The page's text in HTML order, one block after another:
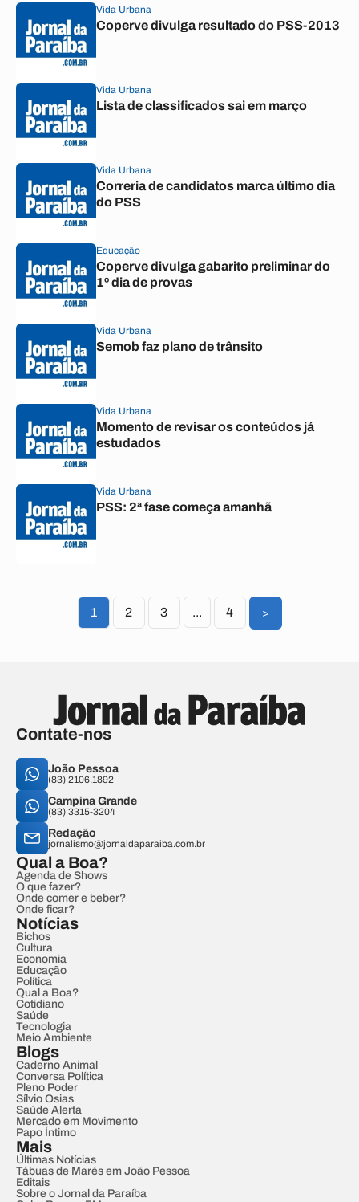
Vida Urbana
Coperve divulga resultado do PSS-2013
Vida Urbana
Lista de classificados sai em março
Vida Urbana
Correria de candidatos marca último dia
do PSS
Educação
Coperve divulga gabarito preliminar do
1º dia de provas
Vida Urbana
Semob faz plano de trânsito
Vida Urbana
Momento de revisar os conteúdos já
estudados
Vida Urbana
PSS: 2ª fase começa amanhã
1 2 3 ... 4 >
Contate-nos
João Pessoa
(83) 2106.1892
Campina Grande
(83) 3315-3204
Redação
jornalismo@jornaldaparaiba.com.br
Qual a Boa?
Agenda de Shows
O que fazer?
Onde comer e beber?
Onde ficar?
Notícias
Bichos
Cultura
Economia
Educação
Política
Qual a Boa?
Cotidiano
Saúde
Tecnologia
Meio Ambiente
Blogs
Caderno Animal
Conversa Política
Pleno Poder
Sílvio Osias
Saúde Alerta
Mercado em Movimento
Papo Íntimo
Mais
Últimas Notícias
Tábuas de Marés em João Pessoa
Editais
Sobre o Jornal da Paraíba